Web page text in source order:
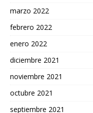
marzo 2022
febrero 2022
enero 2022
diciembre 2021
noviembre 2021
octubre 2021
septiembre 2021